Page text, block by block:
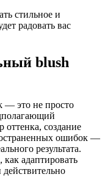
стильное и
радовать вас
blush
— это не просто
создание
ошибок —
результата.
как адаптировать